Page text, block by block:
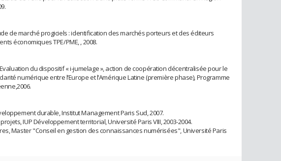
de marché progiciels : identification des marchés porteurs et des éditeurs
économiques TPE/PME,, 2008.
du dispositif « i-jumelage »,action de coopération décentralisée pour le
numérique entre l’Europe et l’Amérique Latine (première phase), Programme
durable, Institut Management Paris Sud, 2007.
IUP Développement territorial, Université Paris VIII, 2003-2004.
Master "Conseil en gestion des connaissances numérisées", Université Paris